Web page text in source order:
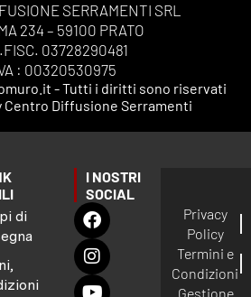
SERRAMENTI SRL
234 – 59100 PRATO
03728290481
: 00320530975
- Tutti i diritti sono riservati
Centro Diffusione Serramenti
di
I NOSTRI
SOCIAL
Privacy
Policy
Termini e
Condizioni
Gestione